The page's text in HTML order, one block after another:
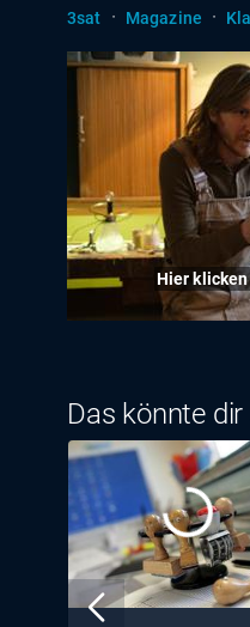
3sat · Magazine ·
Hier
Das könnte